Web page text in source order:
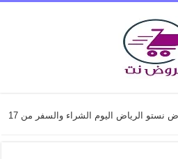
عروض نستو الرياض اليوم الشراء والسفر من 17